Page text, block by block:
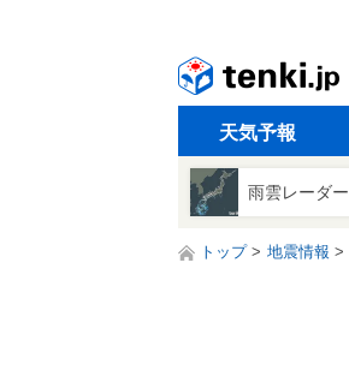
天気予報
雨雲レーダー
トップ 地震情報